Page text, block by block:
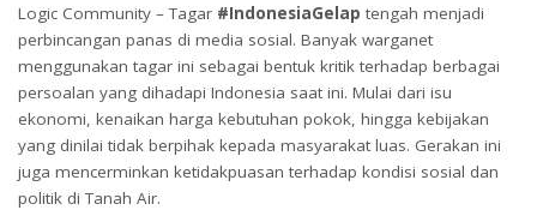
Logic Community – Tagar #IndonesiaGelap tengah menjadi
perbincangan panas di media sosial. Banyak warganet
menggunakan tagar ini sebagai bentuk kritik terhadap berbagai
persoalan yang dihadapi Indonesia saat ini. Mulai dari isu
ekonomi, kenaikan harga kebutuhan pokok, hingga kebijakan
yang dinilai tidak berpihak kepada masyarakat luas. Gerakan ini
juga mencerminkan ketidakpuasan terhadap kondisi sosial dan
politik di Tanah Air.